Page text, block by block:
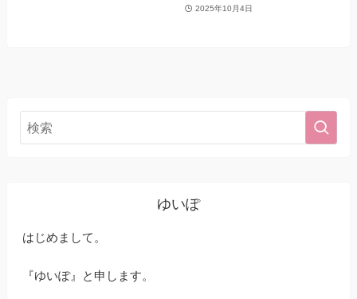
2025年10月4日
ゆいぽ
はじめまして。
『ゆいぽ』と申します。